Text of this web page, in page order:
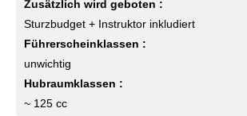
Zusätzlich wird geboten :
Sturzbudget + Instruktor inkludiert
Führerscheinklassen :
unwichtig
Hubraumklassen :
~ 125 cc